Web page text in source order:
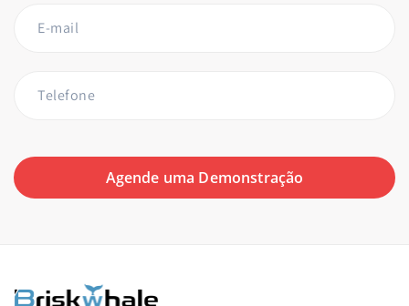
E-mail
Telefone
Agende uma Demonstração